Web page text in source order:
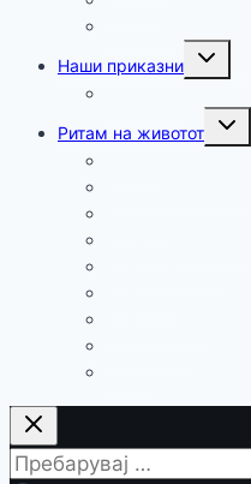
Наши приказни
Ритам на животот